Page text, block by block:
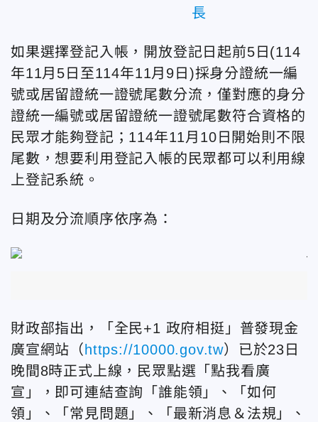
長
如果選擇登記入帳，開放登記日起前5日(114
年11月5日至114年11月9日)採身分證統一編
號或居留證統一證號尾數分流，僅對應的身分
證統一編號或居留證統一證號尾數符合資格的
民眾才能夠登記；114年11月10日開始則不限
尾數，想要利用登記入帳的民眾都可以利用線
上登記系統。
日期及分流順序依序為：
財政部指出，「全民+1 政府相挺」普發現金
廣宣網站（https://10000.gov.tw）已於23日
晚間8時正式上線，民眾點選「點我看廣
宣」，即可連結查詢「誰能領」、「如何
領」、「常見問題」、「最新消息＆法規」、